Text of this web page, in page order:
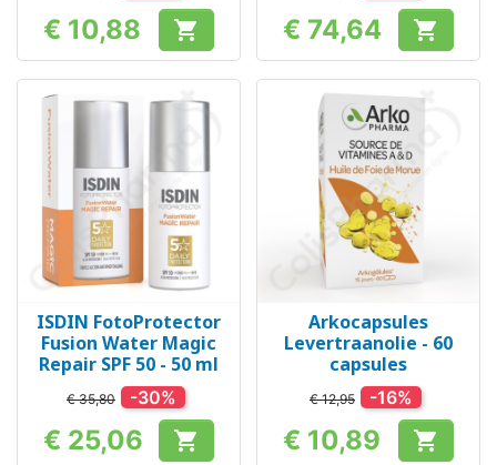
Prijs
€ 10,88  Prijs
€ 74,64 
ISDIN FotoProtector
Fusion Water Magic
Repair SPF 50 - 50 ml
€ 35,80 -30%
Prijs
€ 25,06 
Arkocapsules
Levertraanolie - 60
capsules
€ 12,95 -16%
Prijs
€ 10,89 